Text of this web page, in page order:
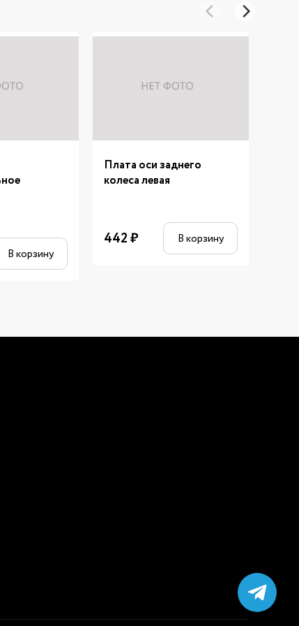
В корзину
Плата оси заднего
колеса левая
442₽ В корзину